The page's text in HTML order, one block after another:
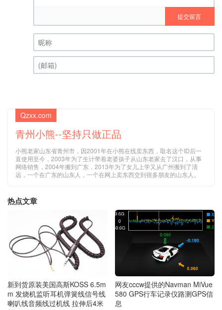
提交留言
昵称 (必填)
Qzxx.com
青州小熊--坚持只做正品
小熊老家山东省青州市，因2001年在小熊在线卖东西，取名这个ID后一
直使用至今，2003年为了生计带着老婆孩子从山东老家去了汉口，从事
网络销售，2004年搬到广东，2013年为了女儿上学又从广州搬到了清
远，一个在广东的山东人，一个在网上卖东西交到很多朋友的山东人。
热点文章
新到货原装美国高斯KOSS 6.5m
m 发烧机监听耳机弹簧线信号线
喇叭线音频线过机线 拉伸后4米
网友cccw提供的Navman MiVue
580 GPS行车记录仪路测GPS信
息